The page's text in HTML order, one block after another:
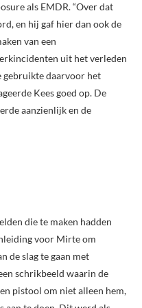
als EMDR. “Over dat
en hij gaf hier dan ook de
van een
uit het verleden
gebruikte daarvoor het
Kees goed op. De
aanzienlijk en de
die te maken hadden
voor Mirte om
de slag te gaan met
schrikbeeld waarin de
pistool om niet alleen hem,